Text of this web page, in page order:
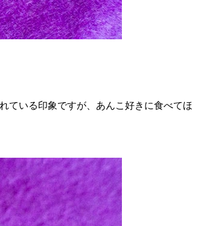
ている印象ですが、あんこ好きに食べてほ